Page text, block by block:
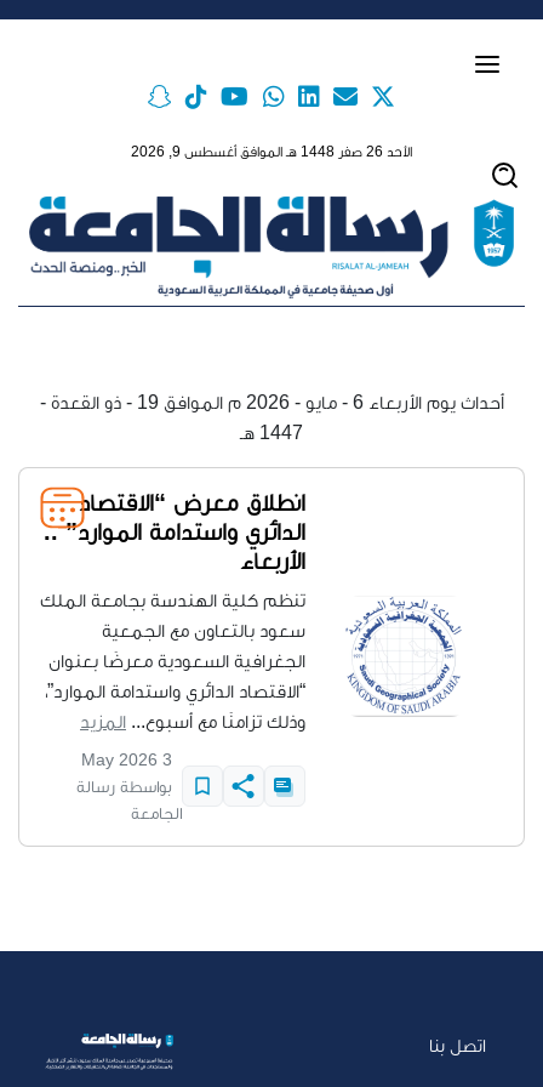
الأحد 26 صفر 1448 هـ الموافق أغسطس 9, 2026
أحداث يوم الأربعاء 6 - مايو - 2026 م الموافق 19 - ذو القعدة -
1447 هـ
انطلاق معرض “الاقتصاد
الدائري واستدامة الموارد” ..
الأربعاء
تنظم كلية الهندسة بجامعة الملك
سعود بالتعاون مع الجمعية
الجغرافية السعودية معرضًا بعنوان
“الاقتصاد الدائري واستدامة الموارد”،
وذلك تزامنًا مع أسبوع... المزيد
3 May 2026
بواسطة رسالة
الجامعة
اتصل بنا